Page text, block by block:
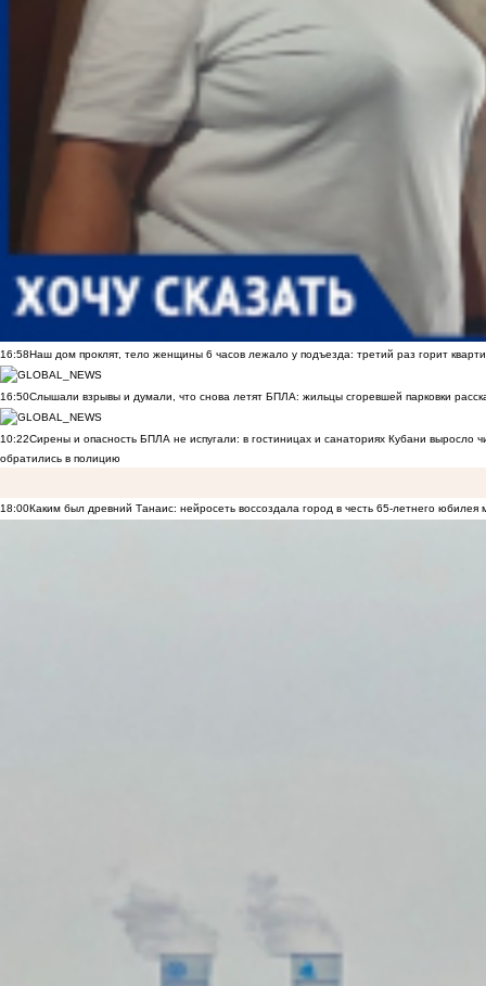
16:58Наш дом проклят, тело женщины 6 часов лежало у подъезда: третий раз горит
16:50Слышали взрывы и думали, что снова летят БПЛА: жильцы сгоревшей парковки
10:22Сирены и опасность БПЛА не испугали: в гостиницах и санаториях Кубани выросло
обратились в полицию
18:00Каким был древний Танаис: нейросеть воссоздала город в честь 65-летнего юбилея